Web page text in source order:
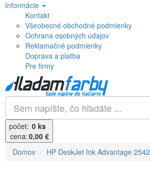
Informácie
Kontakt
Všeobecné obchodné podmienky
Ochrana osobných údajov
Reklamačné podmienky
Doprava a platba
Pre firmy
počet: 0 ks
cena:0,00 €
Domov
HP DeskJet Ink Advantage 2542